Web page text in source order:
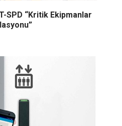
SPD “Kritik Ekipmanlar